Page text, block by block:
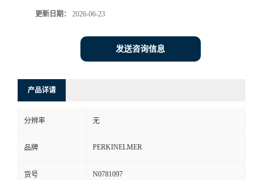
更新日期： 2026-06-23
发送咨询信息
产品详请
分辨率 无
品牌 PERKINELMER
货号 N0781097